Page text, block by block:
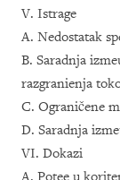
V. Istrage
A. Nedostatak
B. Saradnja
razgranienja
C. Ograničene
D. Saradnja
VI. Dokazi